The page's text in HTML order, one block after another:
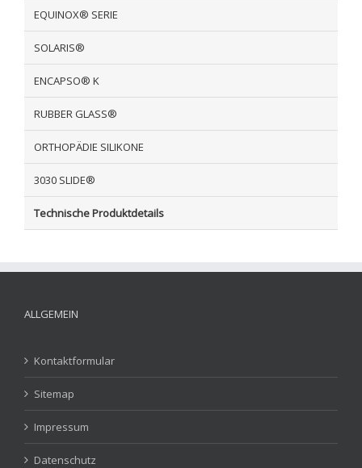
EQUINOX® SERIE
SOLARIS®
ENCAPSO® K
RUBBER GLASS®
ORTHOPÄDIE SILIKONE
3030 SLIDE®
Technische Produktdetails
ALLGEMEIN
Kontaktformular
Sitemap
Impressum
Datenschutz